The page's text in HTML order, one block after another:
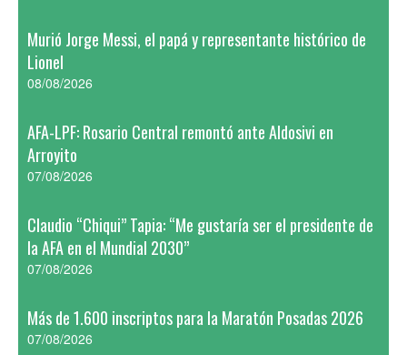
Murió Jorge Messi, el papá y representante histórico de
Lionel
08/08/2026
AFA-LPF: Rosario Central remontó ante Aldosivi en
Arroyito
07/08/2026
Claudio “Chiqui” Tapia: “Me gustaría ser el presidente de
la AFA en el Mundial 2030”
07/08/2026
Más de 1.600 inscriptos para la Maratón Posadas 2026
07/08/2026